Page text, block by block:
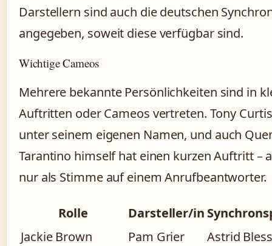
Darstellern sind auch die deutschen
angegeben, soweit diese verfügbar sind.
Wichtige Cameos
Mehrere bekannte Persönlichkeiten sind in
Auftritten oder Cameos vertreten. Tony
unter seinem eigenen Namen, und auch
Tarantino himself hat einen kurzen Auftritt –
nur als Stimme auf einem Anrufbeantworter.
Rolle Darsteller/in
Jackie Brown
Pam Grier Astrid Bless